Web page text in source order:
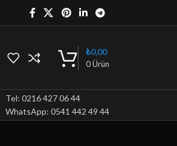
0Ürün
₺0,00
Tel: 0216 427 06 44
WhatsApp: 0541 442 49 44